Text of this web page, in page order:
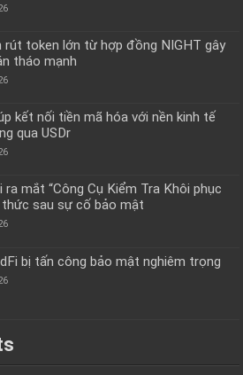
rút token lớn từ hợp đồng NIGHT gây
tháo mạnh
kết nối tiền mã hóa với nền kinh tế
qua USDr
ra mắt “Công Cụ Kiểm Tra Khôi phục
thức sau sự cố bảo mật
bị tấn công bảo mật nghiêm trọng